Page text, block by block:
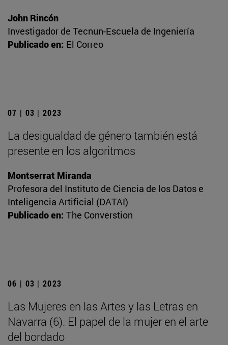
John Rincón
Investigador de Tecnun-Escuela de Ingeniería
Publicado en: El Correo
07 | 03 | 2023
La desigualdad de género también está
presente en los algoritmos
Montserrat Miranda
Profesora del Instituto de Ciencia de los Datos e
Inteligencia Artificial (DATAI)
Publicado en: The Converstion
06 | 03 | 2023
Las Mujeres en las Artes y las Letras en
Navarra (6). El papel de la mujer en el arte
del bordado